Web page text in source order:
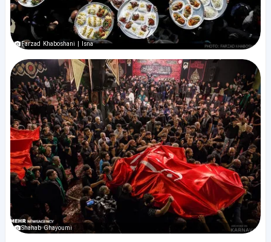
Farzad Khaboshani | Isna
Shahab Ghayoumi